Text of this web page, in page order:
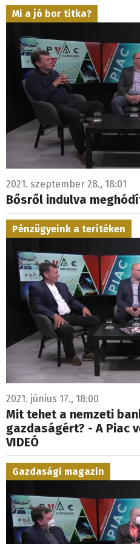
Mi a jó bor titka?
2021. szeptember 28., 18:01
Bősről indulva
Pénzügyeink a terítéken
2021. június 17., 18:00
Mit tehet a nemzeti
gazdaságért? - A Piac
VIDEÓ
Gazdasági magazin